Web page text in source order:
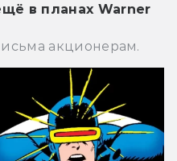
в планах Warner
акционерам.